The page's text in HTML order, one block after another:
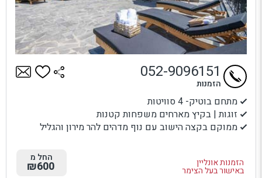
מתחם בוטיק- 4 סוויטות
זוגות | בקיץ מארחים משפחות קטנות
ממוקם בקצה הישוב עם נוף מדהים להר מירון והגליל
הזמנות אונליין
באישור בעל הצימר
052-9096151
הזמנות
החל מ
₪600